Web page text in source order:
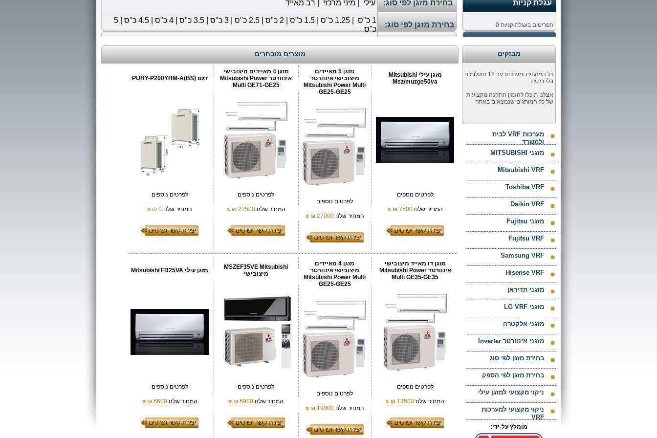
עגלת קניות בחירת מזגן לפי סוג: עילי מיני מרכזי רב מאייד
הפריטים בעגלת קניות 0 בחירת מזגן לפי סוג:
1 כ"ס 1.25 כ"ס 1.5 כ"ס 2 כ"ס 2.5 כ"ס 3 כ"ס 3.5 כ"ס 4 כ"ס 4.5 כ"ס
5
כ"ס
מוצרים מובחרים
מזגן עילי Mitsubishi
Msz/muzge50va
לפרטים נוספים
המחיר שלנו7500 ₪
₪
מזגן 5 מאיידים
מיצובישי אינוורטר
Mitsubishi Power Multi
GE25-GE25
לפרטים נוספים
המחיר שלנו27000 ₪
₪
מזגן 4 מאיידים מיצובישי
אינוורטר Mitsubishi Power
Multi GE71-GE25
לפרטים נוספים
המחיר שלנו27500 ₪
₪
דגם (PUHY-P200YHM-A(BS
לפרטים נוספים
המחיר שלנו 0 ₪
₪
מזגן דו מאייד מיצובישי
אינוורטר Mitsubishi Power
Multi GE35-GE35
לפרטים נוספים
המחיר שלנו 13500 ₪
₪
מזגן 4 מאיידים
מיצובישי אינוורטר
Mitsubishi Power Multi
GE25-GE25
לפרטים נוספים
המחיר שלנו19000 ₪
₪
MSZEF35VE Mitsubishi
מיצובישי
לפרטים נוספים
המחיר שלנו 5900 ₪
₪
מזגן עילי Mitsubishi FD25VA
לפרטים נוספים
המחיר שלנו5600 ₪
₪
מבזקים
כל המזגנים ומערכות עד 12 תשלומים
בלי ריבית
אצלנו תוכלו להזמין התקנה מקצועית
של כל המותגים שנמצאים באתר
מערכות VRF לבית
ולמשרד
מזגני MITSUBISHI
Mitsubishi VRF
Toshiba VRF
Daikin VRF
מזגני Fujitsu
Fujitsu VRF
Samsung VRF
Hisense VRF
מזגני תדיראן
מזגני LG VRF
מזגני אלקטרה
מזגני אינוורטר Inverter
בחירת מזגן לפי סוג
בחירת מזגן לפי הספק
ניקוי מקצועי למזגן עילי
ניקוי מקצועי למערכות
VRF
מומלץ על-ידי: